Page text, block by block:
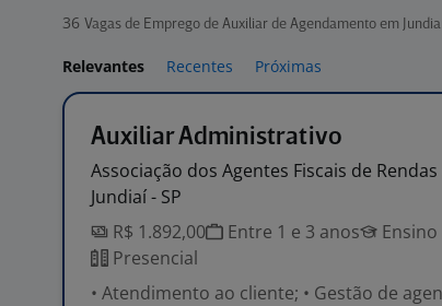
36 Vagas de Emprego de Auxiliar de Agendamento em
Relevantes Recentes Próximas
Auxiliar Administrativo
Associação dos Agentes Fiscais de
Jundiaí - SP
R$ 1.892,00
Entre 1 e 3 anos
Ensino
Presencial
• Atendimento ao cliente; • Gestão de